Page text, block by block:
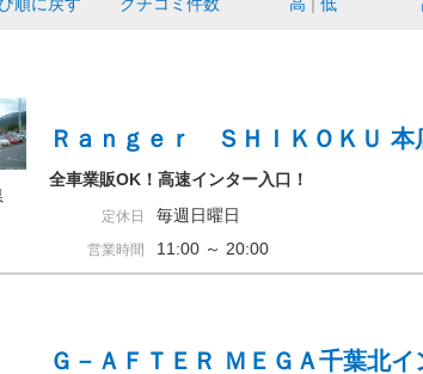
Ｒａｎｇｅｒ ＳＨＩＫＯＫＵ 本
全車業販OK！高速インター入口！
定休日 毎週日曜日
営業時間 11:00 ～ 20:00
Ｇ－ＡＦＴＥＲ ＭＥＧＡ千葉北イ